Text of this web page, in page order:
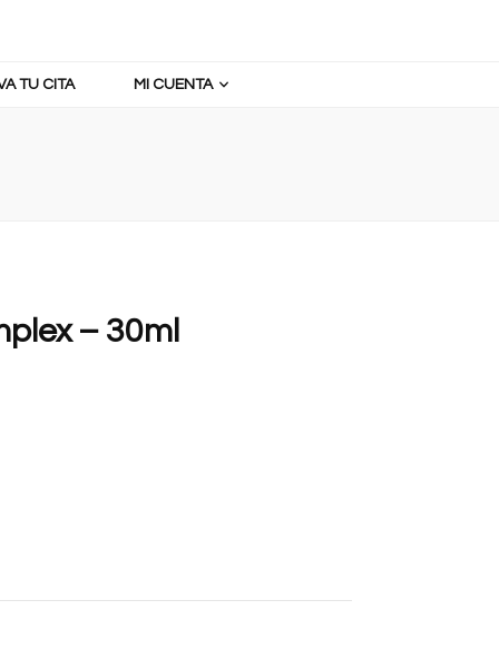
TU CITA MI CUENTA
– 30ml